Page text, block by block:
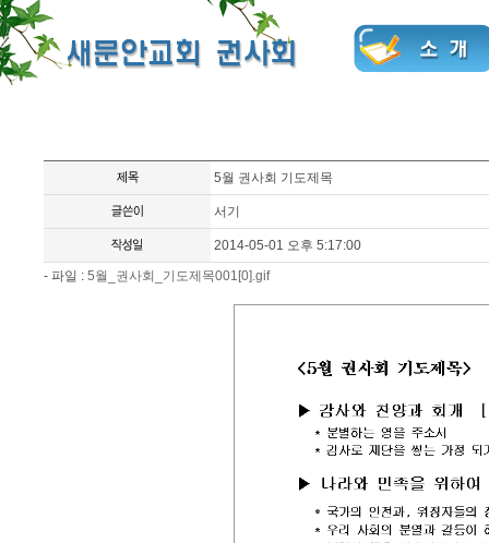
5월 권사회 기도제목
서기
2014-05-01 오후 5:17:00
- 파일 : 5월_권사회_기도제목001[0].gif